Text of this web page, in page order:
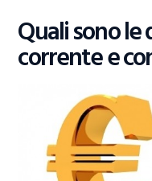
Quali sono
corrente e